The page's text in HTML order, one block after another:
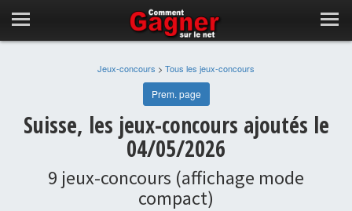
Jeux-concours > Tous les jeux-concours
Prem. page
Suisse, les jeux-concours ajoutés le
04/05/2026
9 jeux-concours (affichage mode
compact)